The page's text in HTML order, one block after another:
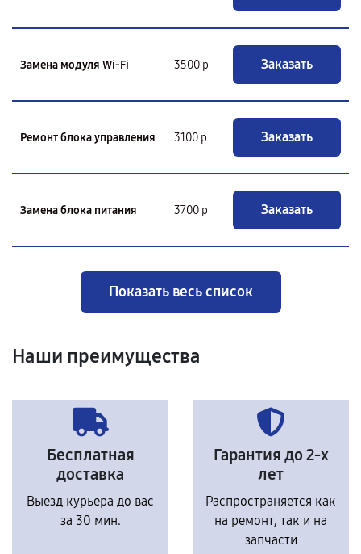
Замена модуля Wi-Fi 3500 р Заказать
Ремонт блока управления 3100 р Заказать
Замена блока питания 3700 р Заказать
Показать весь список
Наши преимущества
Бесплатная
доставка
Выезд курьера до вас
за 30 мин.
Гарантия до 2-х
лет
Распространяется как
на ремонт, так и на
запчасти